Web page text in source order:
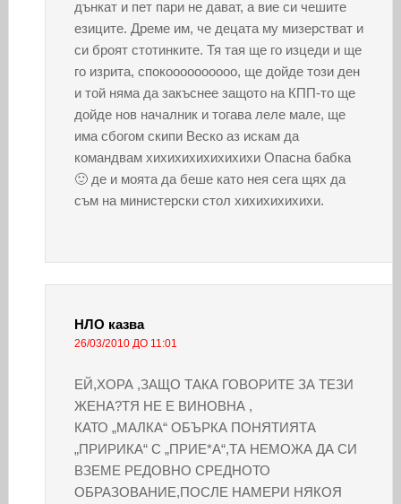
дънкат и пет пари не дават, а вие си чешите
езиците. Дреме им, че децата му мизерстват и
си броят стотинките. Тя тая ще го изцеди и ще
го изрита, спокоооооооооо, ще дойде този ден
и той няма да закъснее защото на КПП-то ще
дойде нов началник и тогава леле мале, ще
има сбогом скипи Веско аз искам да
командвам хихихихихихихихи Опасна бабка
🙂 де и моята да беше като нея сега щях да
съм на министерски стол хихихихихихи.
НЛО казва
26/03/2010 ДО 11:01
ЕЙ,ХОРА ,ЗАЩО ТАКА ГОВОРИТЕ ЗА ТЕЗИ
ЖЕНА?ТЯ НЕ Е ВИНОВНА ,
КАТО „МАЛКА“ ОБЪРКА ПОНЯТИЯТА
„ПРИРИКА“ С „ПРИЕ*А“,ТА НЕМОЖА ДА СИ
ВЗЕМЕ РЕДОВНО СРЕДНОТО
ОБРАЗОВАНИЕ,ПОСЛЕ НАМЕРИ НЯКОЯ